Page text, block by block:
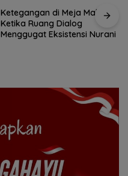
Ketegangan di Meja Makan:
Ketika Ruang Dialog
Menggugat Eksistensi Nurani